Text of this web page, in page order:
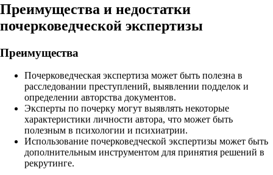
Преимущества и недостатки
почерковедческой экспертизы
Преимущества
Почерковедческая экспертиза может быть полезна в
расследовании преступлений, выявлении подделок и
определении авторства документов.
Эксперты по почерку могут выявлять некоторые
характеристики личности автора, что может быть
полезным в психологии и психиатрии.
Использование почерковедческой экспертизы может быть
дополнительным инструментом для принятия решений в
рекрутинге.